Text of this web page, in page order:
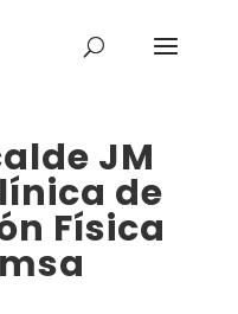
JM
de
Física